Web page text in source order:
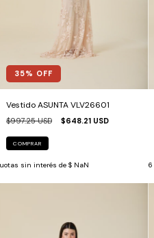
35% OFF
Vestido ASUNTA VLV26601
$997.25 USD $648.21 USD
COMPRAR
sin interés de $ NaN 6